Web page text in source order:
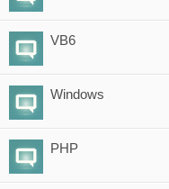
VB6
Windows
PHP